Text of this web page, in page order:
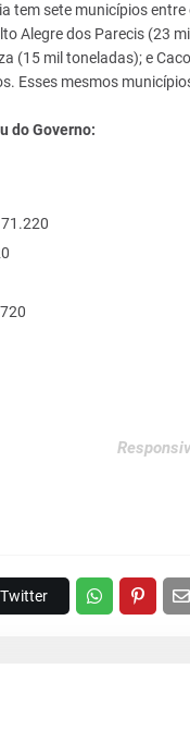
tem sete municípios
Alegre dos Parecis (23
(15 mil toneladas); e
Esses mesmos
do Governo:
Twitter